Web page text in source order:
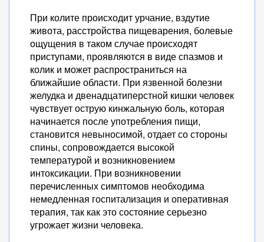
При колите происходит урчание, вздутие
живота, расстройства пищеварения, болевые
ощущения в таком случае происходят
приступами, проявляются в виде спазмов и
колик и может распространиться на
ближайшие области. При язвенной болезни
желудка и двенадцатиперстной кишки человек
чувствует острую кинжальную боль, которая
начинается после употребления пищи,
становится невыносимой, отдает со стороны
спины, сопровождается высокой
температурой и возникновением
интоксикации. При возникновении
перечисленных симптомов необходима
немедленная госпитализация и оперативная
терапия, так как это состояние серьезно
угрожает жизни человека.